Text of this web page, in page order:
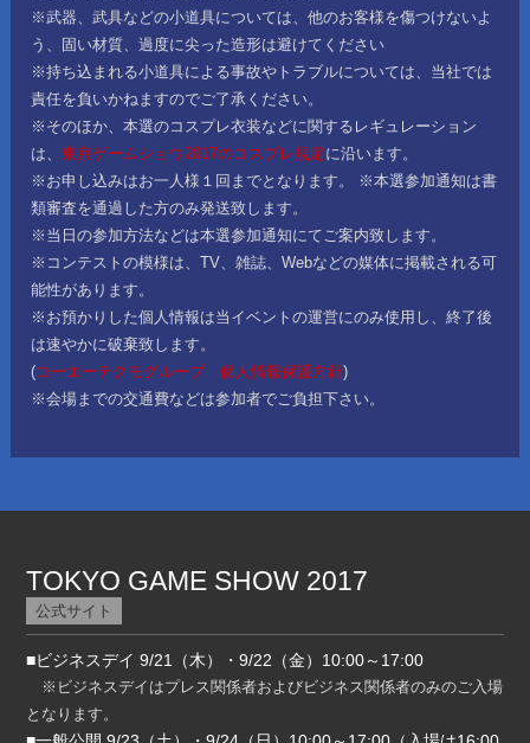
※武器、武具などの小道具については、他のお客様を傷つけないよ
う、固い材質、過度に尖った造形は避けてください
※持ち込まれる小道具による事故やトラブルについては、当社では
責任を負いかねますのでご了承ください。
※そのほか、本選のコスプレ衣装などに関するレギュレーション
は、東京ゲームショウ2017のコスプレ規定に沿います。
※お申し込みはお一人様１回までとなります。 ※本選参加通知は書
類審査を通過した方のみ発送致します。
※当日の参加方法などは本選参加通知にてご案内致します。
※コンテストの模様は、TV、雑誌、Webなどの媒体に掲載される可
能性があります。
※お預かりした個人情報は当イベントの運営にのみ使用し、終了後
は速やかに破棄致します。
(コーエーテクモグループ 個人情報保護方針)
※会場までの交通費などは参加者でご負担下さい。
TOKYO GAME SHOW 2017
公式サイト
■ビジネスデイ 9/21（木）・9/22（金）10:00～17:00
※ビジネスデイはプレス関係者およびビジネス関係者のみのご入場
となります。